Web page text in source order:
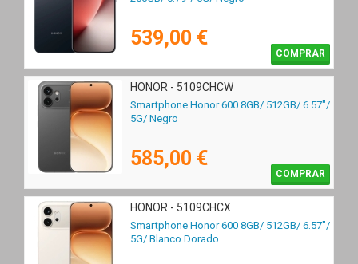
539,00 €
COMPRAR
HONOR - 5109CHCW
Smartphone Honor 600 8GB/ 512GB/ 6.57"/
5G/ Negro
585,00 €
COMPRAR
HONOR - 5109CHCX
Smartphone Honor 600 8GB/ 512GB/ 6.57"/
5G/ Blanco Dorado